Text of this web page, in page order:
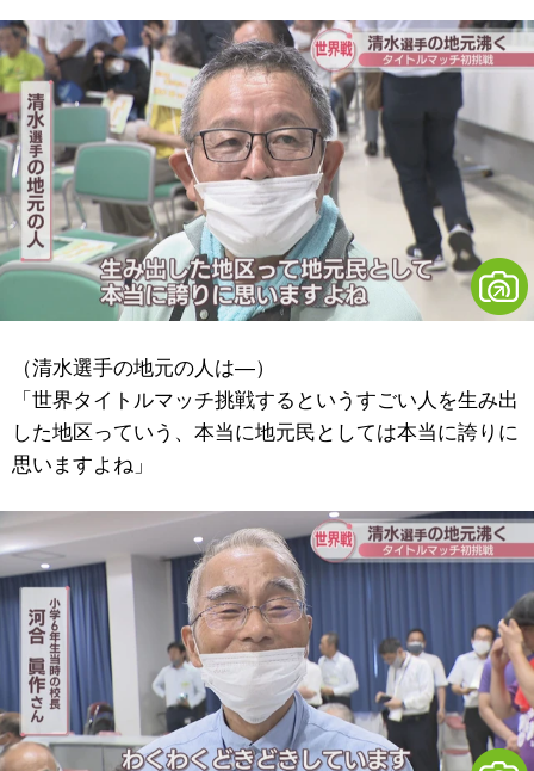
（清水選手の地元の人は―）
「世界タイトルマッチ挑戦するというすごい人を生み出
した地区っていう、本当に地元民としては本当に誇りに
思いますよね」